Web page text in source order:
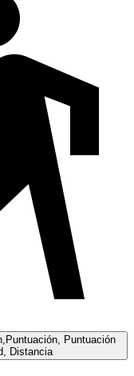
Puntuación
Distancia